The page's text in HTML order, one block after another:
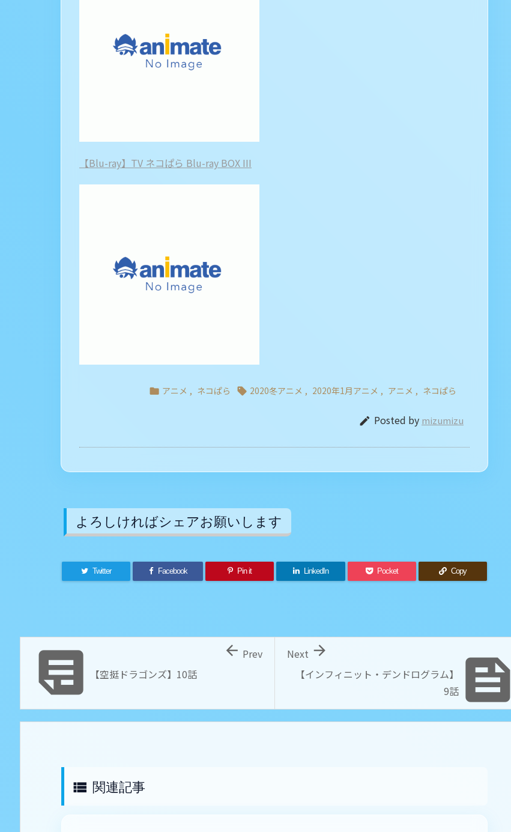
【Blu-ray】TV ネコぱら Blu-ray BOX III
 アニメ , ネコぱら  2020冬アニメ , 2020年1月アニメ , アニメ , ネコぱら
 Posted by mizumizu
よろしければシェアお願いします
Twitter Facebook Pin it LinkedIn Pocket Copy

【インフィニット・デンドログラム】
9話

Next
 【空挺ドラゴンズ】10話
 Prev
 関連記事